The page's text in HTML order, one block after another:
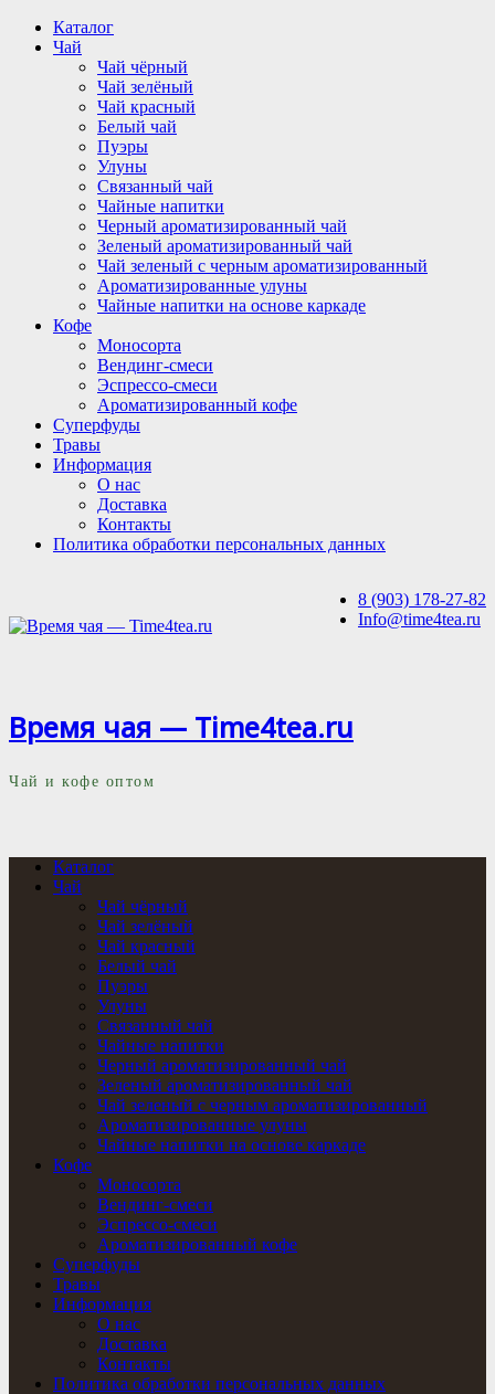
Перейти
содержимому
Каталог
Чай
Чай чёрный
Чай зелёный
Чай красный
Белый чай
Пуэры
Улуны
Связанный чай
Чайные напитки
Черный ароматизированный чай
Зеленый ароматизированный чай
Чай зеленый с черным ароматизированный
Ароматизированные улуны
Чайные напитки на основе каркаде
Кофе
Моносорта
Вендинг-смеси
Эспрессо-смеси
Ароматизированный кофе
Суперфуды
Травы
Информация
О нас
Доставка
Контакты
Политика обработки персональных данных
8 (903) 178-27-82
Info@time4tea.ru
Время чая — Time4tea.ru
Чай и кофе оптом
Каталог
Чай
Чай чёрный
Чай зелёный
Чай красный
Белый чай
Пуэры
Улуны
Связанный чай
Чайные напитки
Черный ароматизированный чай
Зеленый ароматизированный чай
Чай зеленый с черным ароматизированный
Ароматизированные улуны
Чайные напитки на основе каркаде
Кофе
Моносорта
Вендинг-смеси
Эспрессо-смеси
Ароматизированный кофе
Суперфуды
Травы
Информация
О нас
Доставка
Контакты
Политика обработки персональных данных